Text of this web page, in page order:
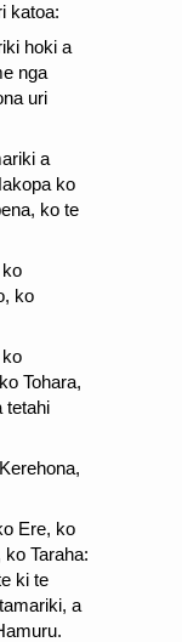
katoa:
hoki a
nga
uri
a
ko
ko te
ko
Tohara,
tetahi
Ere, ko
Taraha:
ki te
a